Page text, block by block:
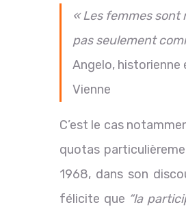
« Les femmes
pas seulement
Angelo, historienne
Vienne
C’est le cas
quotas
1968, dans son
félicite que “la